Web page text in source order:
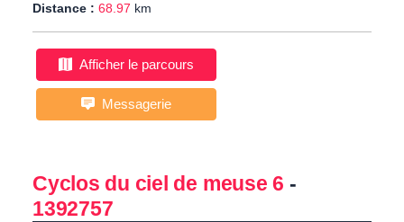
Distance : 68.97 km
Afficher le parcours
Messagerie
Cyclos du ciel de meuse 6 -
1392757